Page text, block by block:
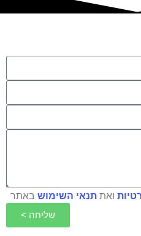
ואת תנאי השימוש באתר
שליחה >